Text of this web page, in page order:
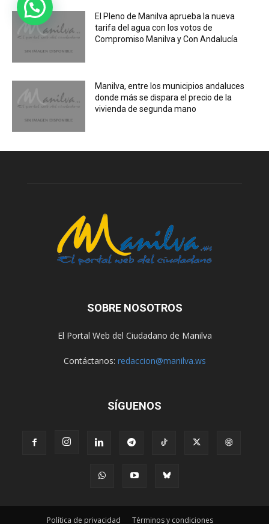
El Pleno de Manilva aprueba la nueva
tarifa del agua con los votos de
Compromiso Manilva y Con Andalucía
Manilva, entre los municipios andaluces
donde más se dispara el precio de la
vivienda de segunda mano
SOBRE NOSOTROS
El Portal Web del Ciudadano de Manilva
Contáctanos: redaccion@manilva.ws
SÍGUENOS
Política de privacidad Términos y condiciones